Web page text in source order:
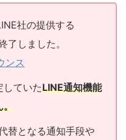
社の提供する
了しました。
ンス
していたLINE通知機能
。
替となる通知手段や